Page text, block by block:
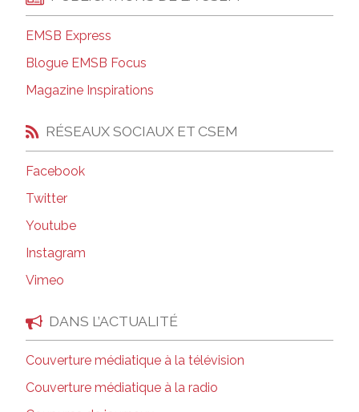
EMSB Express
Blogue EMSB Focus
Magazine Inspirations
RÉSEAUX SOCIAUX ET CSEM
Facebook
Twitter
Youtube
Instagram
Vimeo
DANS L’ACTUALITÉ
Couverture médiatique à la télévision
Couverture médiatique à la radio